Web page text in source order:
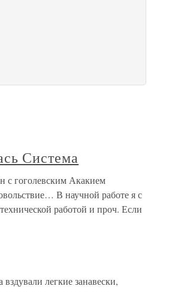
Система
с гоголевским Акакием
В научной работе я с
работой и проч. Если
легкие занавески,